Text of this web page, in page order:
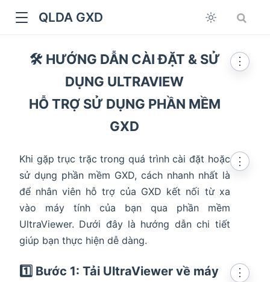
QLDA GXD
🛠 HƯỚNG DẪN CÀI ĐẶT & SỬ
DỤNG ULTRAVIEW
HỖ TRỢ SỬ DỤNG PHẦN MỀM
GXD
⋮
Khi gặp trục trặc trong quá trình cài đặt hoặc
sử dụng phần mềm GXD, cách nhanh nhất là
để nhân viên hỗ trợ của GXD kết nối từ xa
vào máy tính của bạn qua phần mềm
UltraViewer. Dưới đây là hướng dẫn chi tiết
giúp bạn thực hiện dễ dàng.
⋮
1️⃣ Bước 1: Tải UltraViewer về máy ⋮